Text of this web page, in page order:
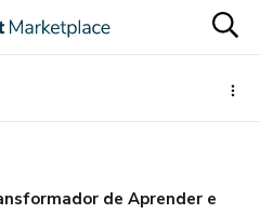
de Aprender e